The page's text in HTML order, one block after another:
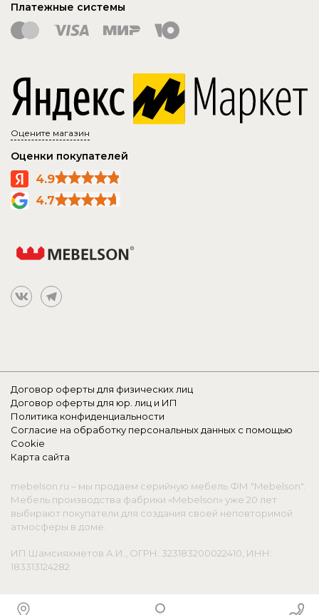
Платежные системы
Оцените магазин
Оценки покупателей
4.9
4.7
Договор оферты для физических лиц
Договор оферты для юр. лиц и ИП
Политика конфиденциальности
Согласие на обработку персональных данных с помощью
Cookie
Карта сайта
mebelson.ru – мы продаем серийную мебель ФМ "Mebelson".
Мебель производства фабрики «Mebelson» уже 20 лет
выбирают покупатели для создания своей неповторимой
атмосферы в доме.
ИП Шамсияхметов А.И., ОГРН: 323183200022410, ИНН:
183313124282